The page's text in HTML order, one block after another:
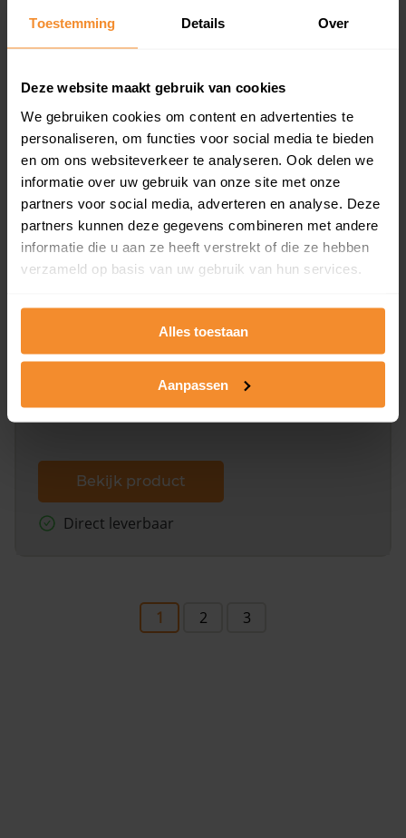
Toestemming Details Over
Deze website maakt gebruik van cookies
We gebruiken cookies om content en advertenties te
personaliseren, om functies voor social media te bieden
en om ons websiteverkeer te analyseren. Ook delen we
informatie over uw gebruik van onze site met onze
partners voor social media, adverteren en analyse. Deze
partners kunnen deze gegevens combineren met andere
informatie die u aan ze heeft verstrekt of die ze hebben
verzameld op basis van uw gebruik van hun services.
Alles toestaan
Aanpassen
Een overzicht van alle verkochte woningen (koopsom
en koopdatum) binnen een postcodegebied. Dit
Bekijk product
Direct leverbaar
Een uitgebreid overzicht van het perceel en
dit inclusief de luchtfoto!
Bekijk product
Direct leverbaar
1 2 3